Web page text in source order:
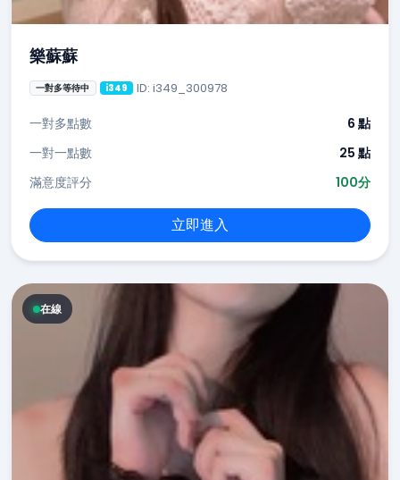
樂蘇蘇
一對多等待中 i349 ID: i349_300978
一對多點數
6 點
一對一點數
25 點
滿意度評分
100分
立即進入
在線